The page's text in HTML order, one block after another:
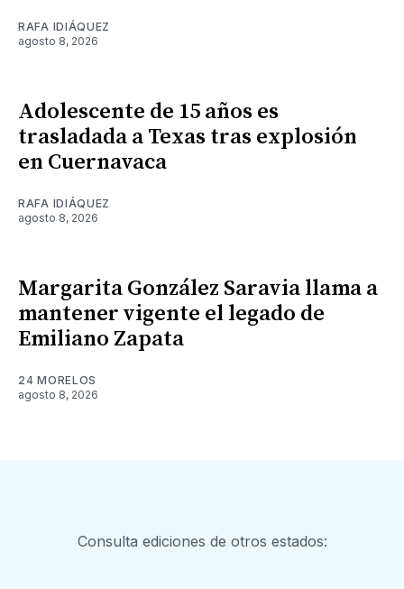
RAFA IDIÁQUEZ
agosto 8, 2026
Adolescente de 15 años es
trasladada a Texas tras explosión
en Cuernavaca
RAFA IDIÁQUEZ
agosto 8, 2026
Margarita González Saravia llama a
mantener vigente el legado de
Emiliano Zapata
24 MORELOS
agosto 8, 2026
Consulta ediciones de otros estados: